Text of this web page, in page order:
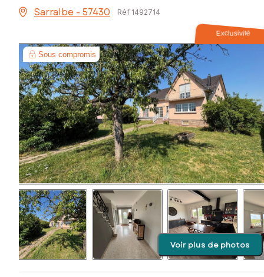
Sarralbe - 57430 Réf 1492714
Exclusivité
Sous compromis
Voir plus de photos